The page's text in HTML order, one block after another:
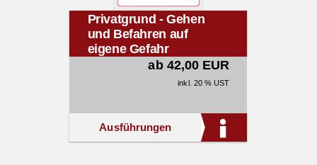
Privatgrund - Gehen
und Befahren auf
eigene Gefahr
ab 42,00 EUR
inkl. 20 % UST
Ausführungen